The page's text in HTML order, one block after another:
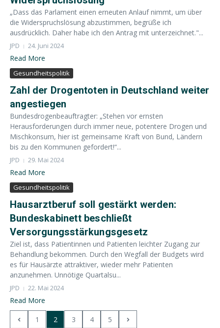
„Dass das Parlament einen erneuten Anlauf nimmt, um über
die Widerspruchslösung abzustimmen, begrüße ich
ausdrücklich. Daher habe ich den Antrag mit unterzeichnet."...
JPD 24. Juni 2024
Read More
Gesundheitspolitik
Zahl der Drogentoten in Deutschland weiter
angestiegen
Bundesdrogenbeauftragter: „Stehen vor ernsten
Herausforderungen durch immer neue, potentere Drogen und
Mischkonsum, hier ist gemeinsame Kraft von Bund, Ländern
bis zu den Kommunen gefordert!“...
JPD 29. Mai 2024
Read More
Gesundheitspolitik
Hausarztberuf soll gestärkt werden:
Bundeskabinett beschließt
Versorgungsstärkungsgesetz
Ziel ist, dass Patientinnen und Patienten leichter Zugang zur
Behandlung bekommen. Durch den Wegfall der Budgets wird
es für Hausärzte attraktiver, wieder mehr Patienten
anzunehmen. Unnötige Quartalsu...
JPD 22. Mai 2024
Read More
1 2 3 4
5